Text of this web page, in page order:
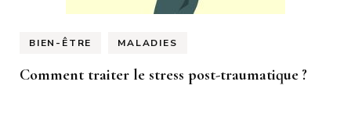
BIEN-ÊTRE MALADIES
Comment traiter le stress post-traumatique ?